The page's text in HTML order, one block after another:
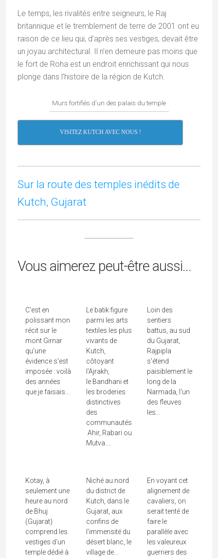
Le temps, les rivalités entre seigneurs, le Raj
britannique et le tremblement de terre de 2001 ont eu
raison de ce lieu qui, d’après ses vestiges, devait être
un joyau architectural. Il n’en demeure pas moins que
le fort de Roha est un endroit enrichissant qui nous
plonge dans l’histoire de la région de Kutch.
Murs fortifiés d’un des palais du temple
VISITEZ KUTCH AVEC NOUS !
Sur la route des temples inédits de
Kutch, Gujarat
Vous aimerez peut-être aussi...
L'héritage
C'est en
polissant mon
récit sur le
mont Girnar
qu'une
évidence s'est
imposée : voilà
des années
que je faisais...
Le Batik À
Empreinte
Le batik figure
parmi les arts
textiles les plus
vivants de
Kutch,
côtoyant
l'Ajrakh,
le Bandhani et
les broderies
distinctives
des
communautés
Ahir, Rabari ou
Mutva....
Cité Au
Loin des
sentiers
battus, au sud
du Gujarat,
Rajpipla
s'étend
paisiblement le
long de la
Narmada, l'un
des fleuves
les...
Kotay, à
seulement une
heure au nord
de Bhuj
(Gujarat)
comprend les
vestiges d'un
temple dédié à
Khavda, La
Poterie De
Niché au nord
du district de
Kutch, dans le
Gujarat, aux
confins de
l'immensité du
désert blanc, le
village de...
En voyant cet
alignement de
cavaliers, on
serait tenté de
faire le
parallèle avec
les valeureux
guerriers des